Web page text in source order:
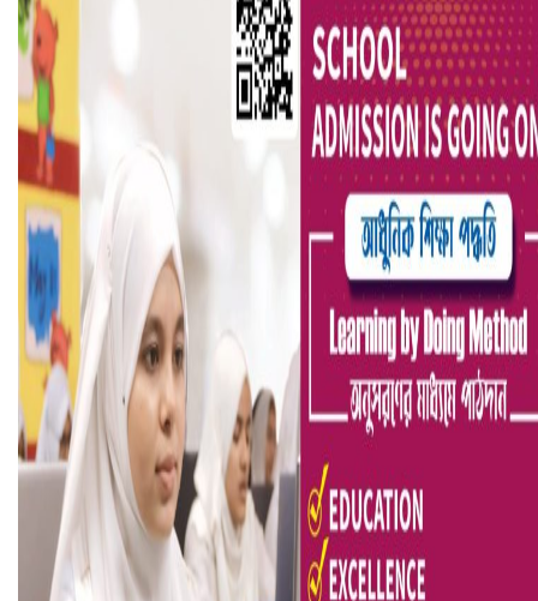
বৈষম্যবিরোধী ছাত্র আন্দোলনের সাধারণ সম্পাদকের পদত্যাগ
ভিউ বাড়াতে রাম দা হাতে ফেসবুকে ভিডিও পোস্ট শিক্ষকের